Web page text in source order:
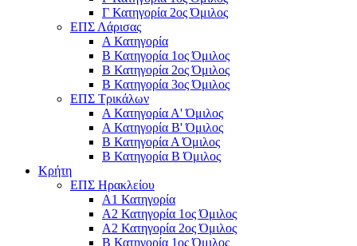
Γ Κατηγορία 2ος Όμιλος
ΕΠΣ Λάρισας
Α Κατηγορία
Β Κατηγορία 1ος Όμιλος
Β Κατηγορία 2ος Όμιλος
Β Κατηγορία 3ος Όμιλος
ΕΠΣ Τρικάλων
Α Κατηγορία Α' Όμιλος
Α Κατηγορία Β' Όμιλος
Β Κατηγορία Α Όμιλος
Β Κατηγορία Β Όμιλος
Κρήτη
ΕΠΣ Ηρακλείου
Α1 Κατηγορία
Α2 Κατηγορία 1ος Όμιλος
Α2 Κατηγορία 2ος Όμιλος
Β Κατηγορία 1ος Όμιλος